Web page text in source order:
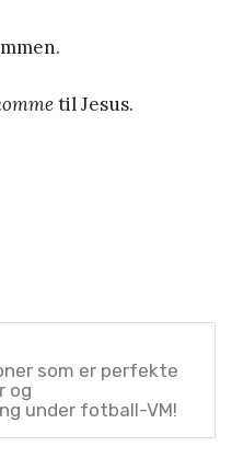
til Jesus.
som er perfekte
og
under fotball-VM!